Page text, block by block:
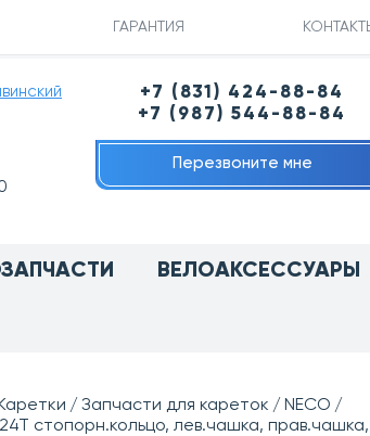
ГАРАНТИЯ
+7 (831) 424-88-84
+7 (987) 544-88-84
Перезвоните мне
ВЕЛОАКСЕССУАРЫ
Каретки Запчасти для кареток
NECO
стопорн.кольцо, лев.чашка,